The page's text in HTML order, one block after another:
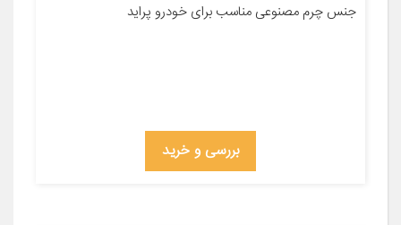
جنس چرم مصنوعی مناسب برای خودرو پراید
بررسی و خرید